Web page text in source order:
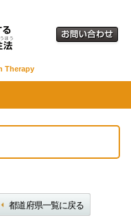
Therapy
都道府県一覧に戻る